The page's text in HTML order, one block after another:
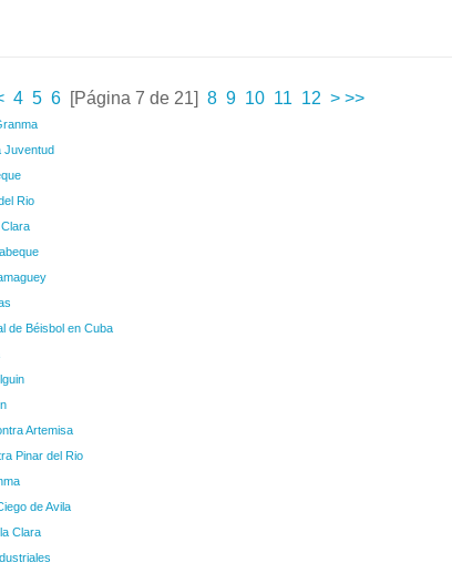
4 5 6 [Página 7 de 21] 8 9 10 11 12 > >>
Juventud
Rio
de Béisbol en Cuba
Artemisa
Pinar del Rio
de Avila
Clara